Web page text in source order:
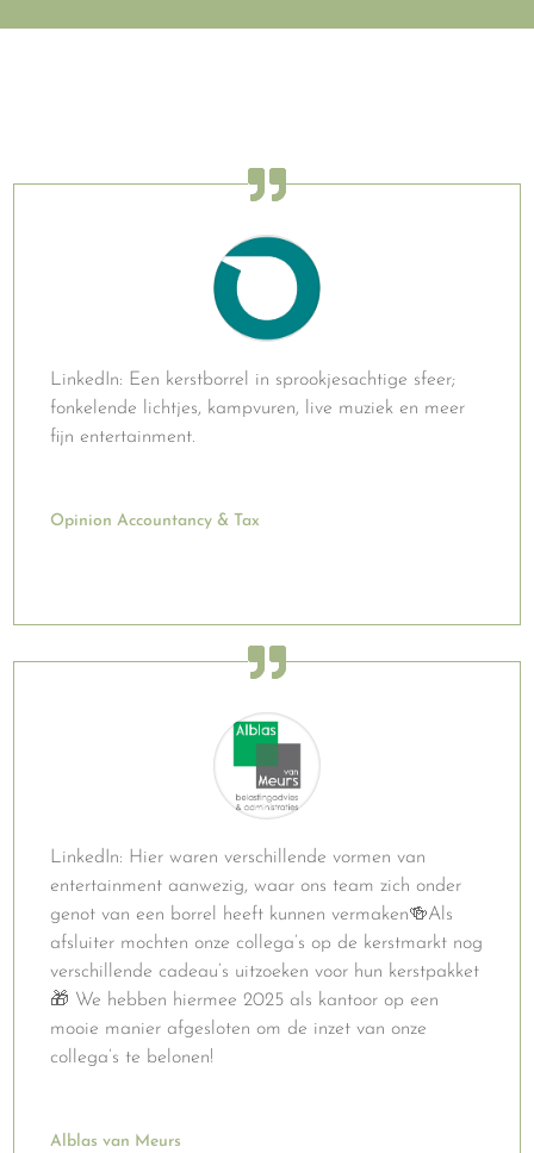
LinkedIn: Een kerstborrel in sprookjesachtige sfeer;
fonkelende lichtjes, kampvuren, live muziek en meer
fijn entertainment.
Opinion Accountancy & Tax
LinkedIn: Hier waren verschillende vormen van
entertainment aanwezig, waar ons team zich onder
genot van een borrel heeft kunnen vermaken🍻Als
afsluiter mochten onze collega’s op de kerstmarkt nog
verschillende cadeau’s uitzoeken voor hun kerstpakket
🎁 We hebben hiermee 2025 als kantoor op een
mooie manier afgesloten om de inzet van onze
collega’s te belonen!
Alblas van Meurs